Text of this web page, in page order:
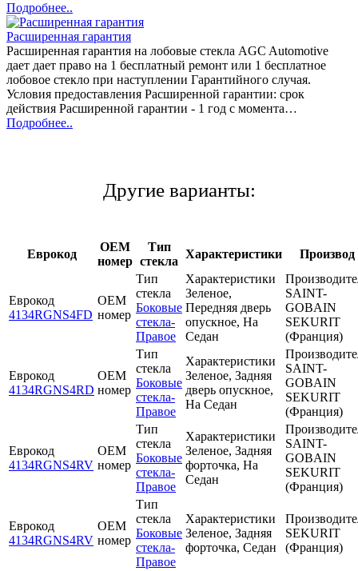
Подробнее..
Расширенная гарантия
Расширенная гарантия на лобовые стекла AGC Automotive
дает дает право на 1 бесплатный ремонт или 1 бесплатное
лобовое стекло при наступлении Гарантийного случая.
Условия предоставления Расширенной гарантии: срок
действия Расширенной гарантии - 1 год с момента…
Подробнее..
Другие варианты:
Еврокод
OEM
номер
Тип
стекла
Характеристики Производ
Еврокод
4134RGNS4FD
OEM
номер
Тип
стекла
Боковые
стекла-
Правое
Характеристики
Зеленое,
Передняя дверь
опускное, На
Седан
SAINT-
GOBAIN
SEKURIT
(Франция)
Еврокод
4134RGNS4RD
OEM
номер
Тип
стекла
Боковые
стекла-
Правое
Характеристики
Зеленое, Задняя
дверь опускное,
На Седан
SAINT-
GOBAIN
SEKURIT
(Франция)
Еврокод
4134RGNS4RV
OEM
номер
Тип
стекла
Боковые
стекла-
Правое
Характеристики
Зеленое, Задняя
форточка, На
Седан
SAINT-
GOBAIN
SEKURIT
(Франция)
Еврокод
4134RGNS4RV
OEM
номер
Тип
стекла
Боковые
стекла-
Правое
Характеристики
Зеленое, Задняя
форточка, Седан
SEKURIT
(Франция)